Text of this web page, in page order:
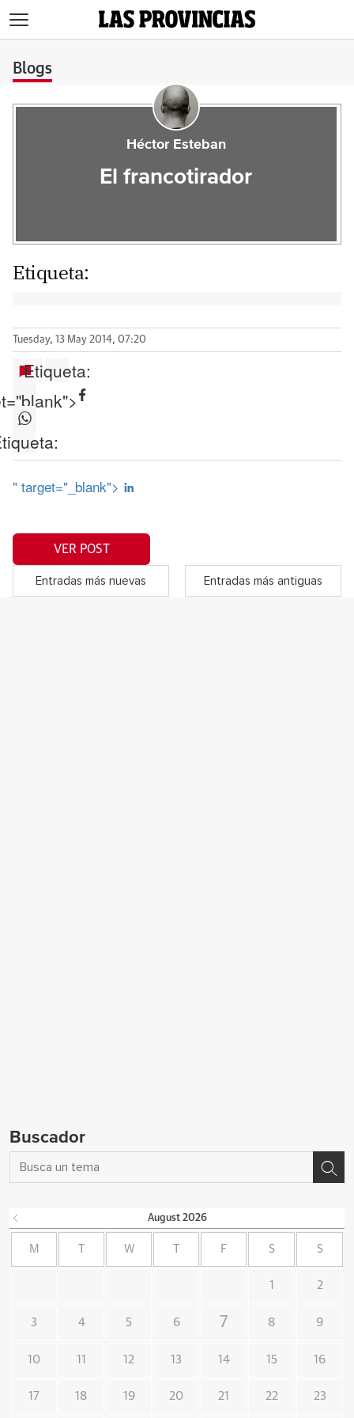
Blogs
Héctor Esteban
El francotirador
Etiqueta:
Tuesday, 13 May 2014, 07:20
Etiqueta:
" target="_blank">
VER POST
Entradas más nuevas Entradas más antiguas
Buscador
August 2026
M W F S S
1 2
3 4 5 6 7 8 9
10 11 12 13 14 15 16
17 18 19 20 21 22 23